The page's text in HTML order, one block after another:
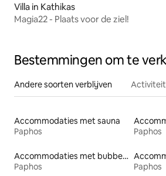
Villa in Kathikas
Magia22 - Plaats voor de ziel!
Bestemmingen om te
Andere soorten verblijven
Accommodaties met sauna
Paphos
Paphos
Accommodaties met bubbelbad
Paphos
Paphos